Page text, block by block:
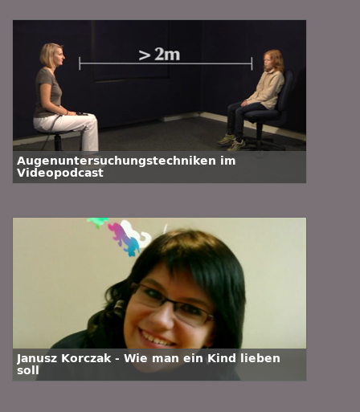
Augenuntersuchungstechniken im
Videopodcast
Janusz Korczak - Wie man ein Kind lieben
soll